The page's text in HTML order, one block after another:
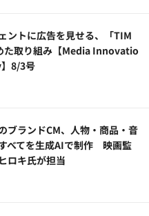
ントに広告を見せる、「TIM
た取り組み【Media Innovatio
8/3号
ブランドCM、人物・商品・音
べてを生成AIで制作 映画監
ロキ氏が担当